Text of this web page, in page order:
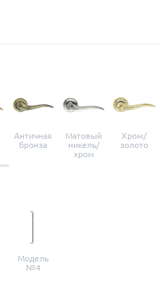
Античная
бронза
Матовый
никель/
хром
Хром/
золото
Модель
№4